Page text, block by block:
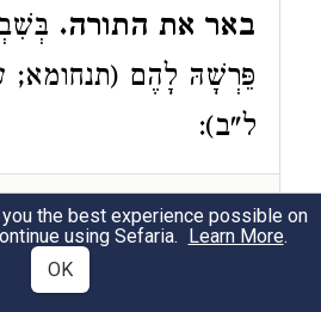
באר את התורה.
פֵּרְשָׁהּ לָהֶם (תנחומא;
ל"ב):
1:5:2
LAW — in the
the best experience possible on
using Sefaria. Learn More.
OK